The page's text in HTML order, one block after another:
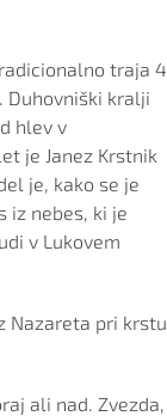
traja 4
Duhovniški kralji
hlev v
je Janez Krstnik
je, kako se je
iz nebes, ki je
v Lukovem
Nazareta pri krstu
ali nad. Zvezda,